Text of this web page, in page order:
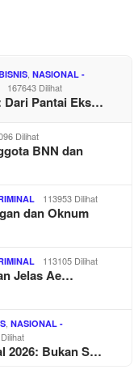
NASIONAL -
167643 Dilihat
Dari Pantai Eks…
Dilihat
BNN dan
113953 Dilihat
dan Oknum
113105 Dilihat
Jelas Ae…
NASIONAL -
2026: Bukan S…